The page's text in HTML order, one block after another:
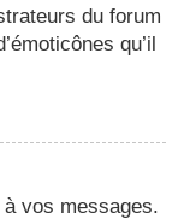
du forum
qu’il
vos messages.